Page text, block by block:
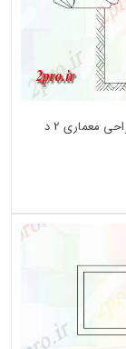
دانلود نقشه بلوک مبل راحتی زندگی ایده مبل اتاق طراحی معماری 2 د